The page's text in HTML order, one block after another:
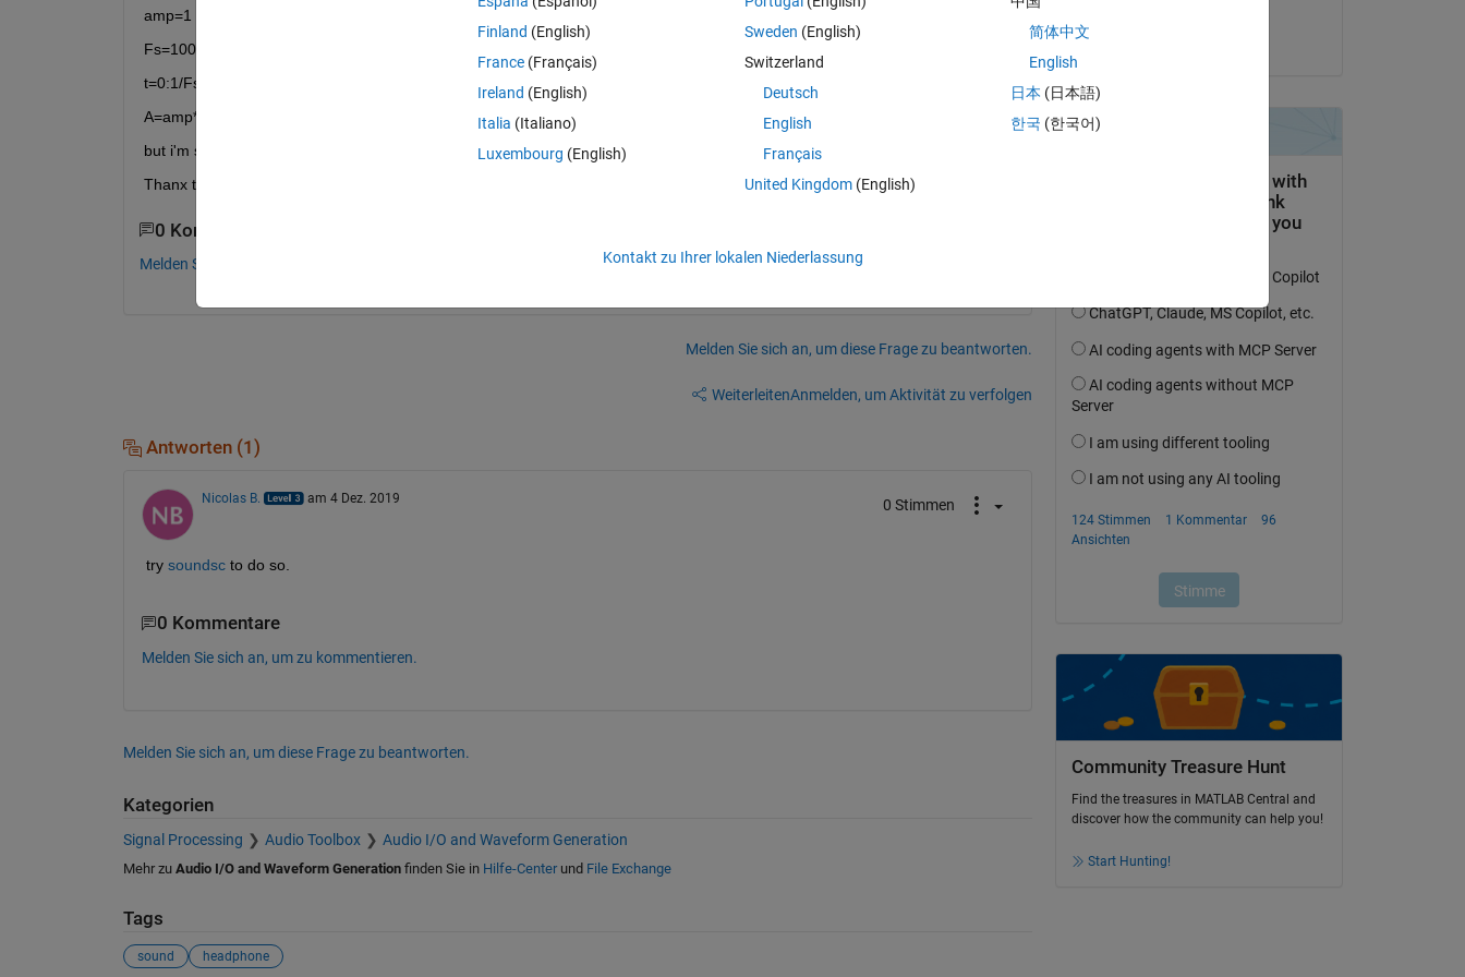
amp=1 ;
Fs=10000 ;
t=0:1/Fs:2;
A=amp*sin(2*pi*440*t);
but i'm stuck here.
Thanx to all.
0 Kommentare
Melden Sie sich an, um zu kommentieren.
Melden Sie sich an, um diese Frage zu beantworten.
WeiterleitenAnmelden, um Aktivität zu verfolgen
Antworten (1)
Nicolas B. am 4 Dez. 2019 0 Stimmen
try soundsc to do so.
0 Kommentare
Melden Sie sich an, um zu kommentieren.
Melden Sie sich an, um diese Frage zu beantworten.
Kategorien
Signal Processing Audio Toolbox Audio I/O and Waveform Generation
Mehr zu Audio I/O and Waveform Generationfinden Sie in Hilfe-Centerund File Exchange
Tags
sound headphone
am 4 Dez. 2019
Community Treasure Hunt
Find the treasures in MATLAB Central and
discover how the community can help you!
Start Hunting!
Finland (English)
France (Français)
Ireland (English)
Italia (Italiano)
Luxembourg (English)
Sweden (English)
Switzerland
Deutsch
English
Français
United Kingdom(English)
简体中文
English
日本 (日本語)
한국 (한국어)
Kontakt zu Ihrer lokalen Niederlassung